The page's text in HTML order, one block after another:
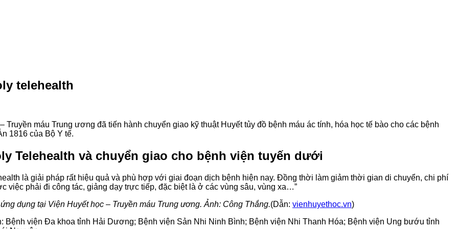
telehealth
máu Trung ương đã tiến hành chuyển giao kỹ thuật Huyết tủy đồ bệnh máu ác tính, hóa học tế bào cho các bệnh
1816 của Bộ Y tế.
Telehealth và chuyển giao cho bệnh viện tuyến dưới
là giải pháp rất hiệu quả và phù hợp với giai đoạn dịch bệnh hiện nay. Đồng thời làm giảm thời gian di chuyển, chi phí
việc phải đi công tác, giảng dạy trực tiếp, đặc biệt là ở các vùng sâu, vùng xa…”
dụng tại Viện Huyết học – Truyền máu Trung ương. Ảnh: Công Thắng.(Dẫn: vienhuyethoc.vn)
Bệnh viện Đa khoa tỉnh Hải Dương; Bệnh viện Sản Nhi Ninh Bình; Bệnh viện Nhi Thanh Hóa; Bệnh viện Ung bướu tỉnh